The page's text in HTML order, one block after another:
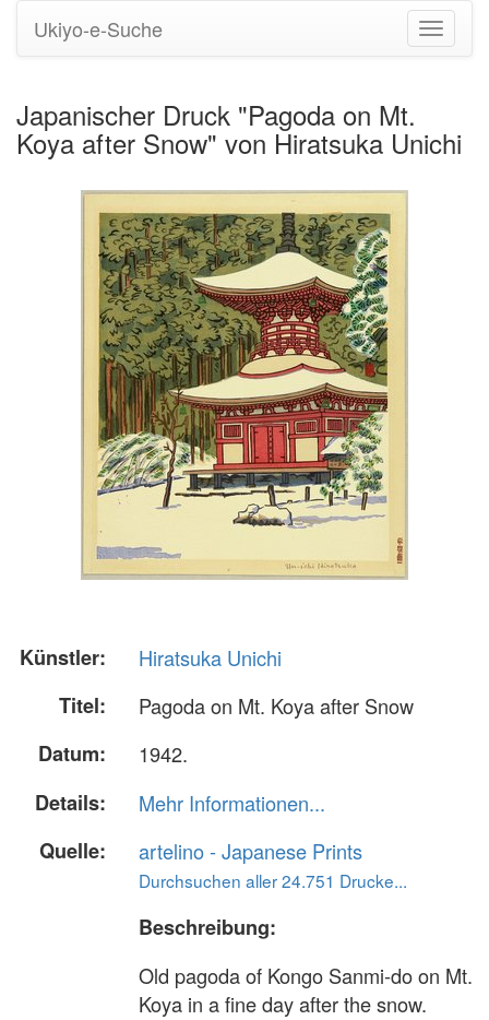
Ukiyo-e-Suche
Japanischer Druck "Pagoda on Mt.
Koya after Snow" von Hiratsuka Unichi
Künstler:
Hiratsuka Unichi
Titel:
Pagoda on Mt. Koya after Snow
Datum:
1942.
Details:
Mehr Informationen...
Quelle:
artelino - Japanese Prints
Durchsuchen aller 24.751 Drucke...
Beschreibung:
Old pagoda of Kongo Sanmi-do on Mt.
Koya in a fine day after the snow.